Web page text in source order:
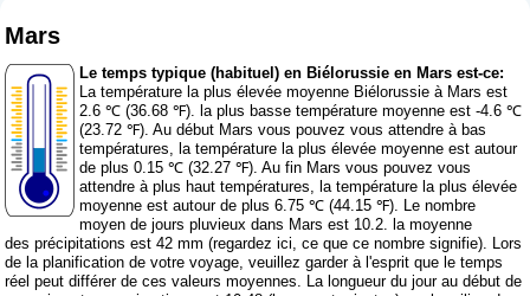
Mars
Le temps typique (habituel) en Biélorussie en Mars est-ce:
La température la plus élevée moyenne Biélorussie à Mars est
2.6 ℃ (36.68 ℉). la plus basse température moyenne est -4.6 ℃
(23.72 ℉). Au début Mars vous pouvez vous attendre à bas
températures, la température la plus élevée moyenne est autour
de plus 0.15 ℃ (32.27 ℉). Au fin Mars vous pouvez vous
attendre à plus haut températures, la température la plus élevée
moyenne est autour de plus 6.75 ℃ (44.15 ℉). Le nombre
moyen de jours pluvieux dans Mars est 10.2. la moyenne
des précipitations est 42 mm (regardez ici, ce que ce nombre signifie). Lors
de la planification de votre voyage, veuillez garder à l'esprit que le temps
réel peut différer de ces valeurs moyennes. La longueur du jour au début de